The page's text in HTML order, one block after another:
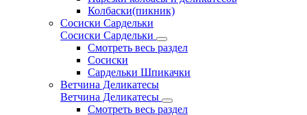
Колбаски(пикник)
Сосиски Сардельки
Сосиски Сардельки
Смотреть весь раздел
Сосиски
Сардельки Шпикачки
Ветчина Деликатесы
Ветчина Деликатесы
Смотреть весь раздел